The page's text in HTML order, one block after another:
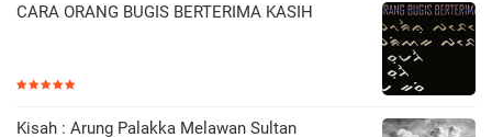
CARA ORANG BUGIS BERTERIMA KASIH
Kisah : Arung Palakka Melawan Sultan